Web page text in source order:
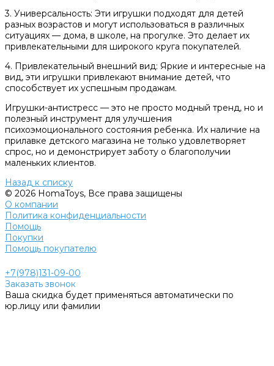
3. Универсальность: Эти игрушки подходят для детей
разных возрастов и могут использоваться в различных
ситуациях — дома, в школе, на прогулке. Это делает их
привлекательными для широкого круга покупателей.
4. Привлекательный внешний вид: Яркие и интересные на
вид, эти игрушки привлекают внимание детей, что
способствует их успешным продажам.
Игрушки-антистресс — это не просто модный тренд, но и
полезный инструмент для улучшения
психоэмоционального состояния ребенка. Их наличие на
прилавке детского магазина не только удовлетворяет
спрос, но и демонстрирует заботу о благополучии
маленьких клиентов.
Назад к списку
© 2026 HomaToys, Все права защищены
О компании
Политика конфиденциальности
Помощь
Покупки
Помощь покупателю
+7(978)131-09-00
Заказать звонок
Ваша скидка будет применяться автоматически по
юр.лицу или фамилии